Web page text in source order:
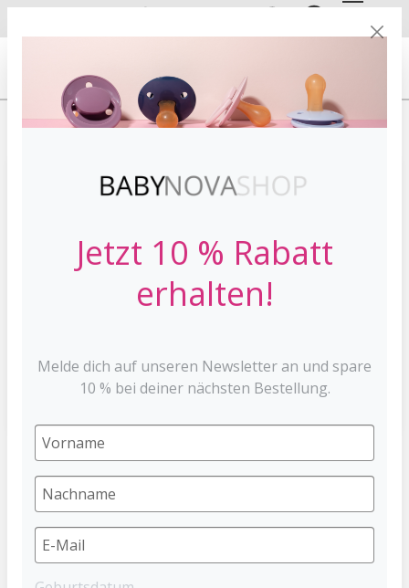
EN
HOME BABYFLASCHEN WEITHALSFLASCHEN
Anti-Kolik Babyflasche 300 ml in Rosa
DENTISTAR
7,99 €
Jetzt 10 % Rabatt
erhalten!
Melde dich auf unseren Newsletter an und spare
10 % bei deiner nächsten Bestellung.